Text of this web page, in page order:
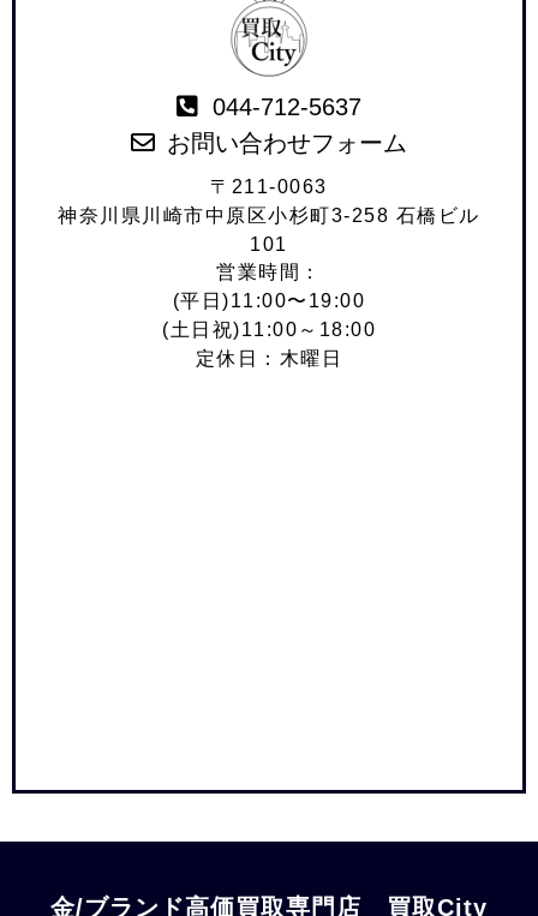
044-712-5637
お問い合わせフォーム
〒211-0063
神奈川県川崎市中原区小杉町3-258 石橋ビル
101
営業時間：
(平日)11:00〜19:00
(土日祝)11:00～18:00
定休日：木曜日
金/ブランド高価買取専門店 買取City